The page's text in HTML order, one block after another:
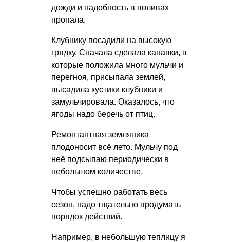
дожди и надобность в поливах
пропала.
Клубнику посадили на высокую
грядку. Сначала сделала канавки, в
которые положила много мульчи и
перегноя, присыпала землей,
высадила кустики клубники и
замульчировала. Оказалось, что
ягоды надо беречь от птиц.
Ремонтантная земляника
плодоносит всё лето. Мульчу под
неё подсыпаю периодически в
небольшом количестве.
Чтобы успешно работать весь
сезон, надо тщательно продумать
порядок действий.
Например, в небольшую теплицу я